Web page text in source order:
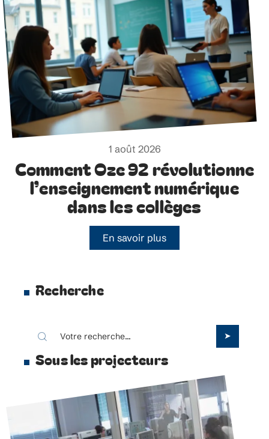
1 août 2026
Comment Oze 92 révolutionne
l’enseignement numérique
dans les collèges
En savoir plus
Recherche
Sous les projecteurs